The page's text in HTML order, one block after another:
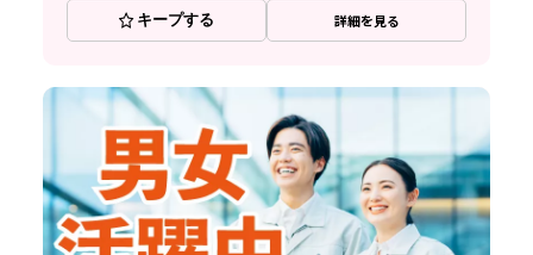
キープする 詳細を見る